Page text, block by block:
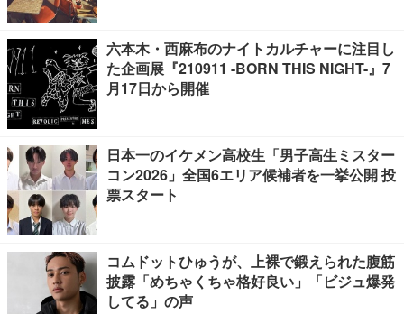
六本木・西麻布のナイトカルチャーに注目し
た企画展『210911 -BORN THIS NIGHT-』7
月17日から開催
日本一のイケメン高校生「男子高生ミスター
コン2026」全国6エリア候補者を一挙公開 投
票スタート
コムドットひゅうが、上裸で鍛えられた腹筋
披露「めちゃくちゃ格好良い」「ビジュ爆発
してる」の声